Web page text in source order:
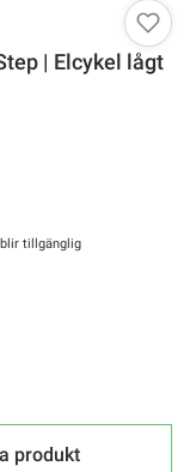
| Elcykel lågt
tillgänglig
produkt